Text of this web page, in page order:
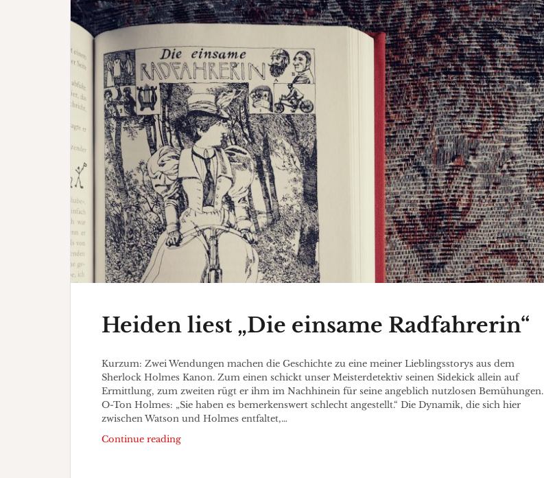
Heiden liest „Die einsame Radfahrerin“
Kurzum: Zwei Wendungen machen die Geschichte zu eine meiner Lieblingsstorys aus dem
Sherlock Holmes Kanon. Zum einen schickt unser Meisterdetektiv seinen Sidekick allein auf
Ermittlung, zum zweiten rügt er ihm im Nachhinein für seine angeblich nutzlosen Bemühungen.
O-Ton Holmes: „Sie haben es bemerkenswert schlecht angestellt.“ Die Dynamik, die sich hier
zwischen Watson und Holmes entfaltet,…
Continue readingHeiden